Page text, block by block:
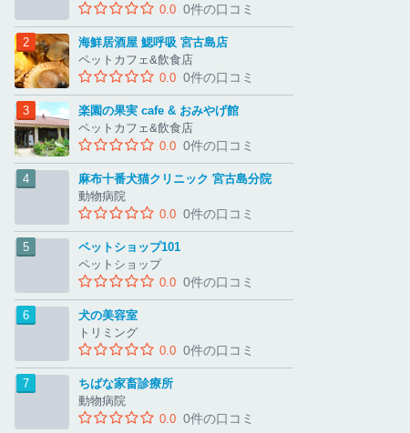
0.0 0件の口コミ
海鮮居酒屋 鰓呼吸 宮古島店
ペットカフェ&飲食店
0.0 0件の口コミ
楽園の果実 cafe & おみやげ館
ペットカフェ&飲食店
0.0 0件の口コミ
麻布十番犬猫クリニック 宮古島分院
動物病院
0.0 0件の口コミ
ペットショップ101
ペットショップ
0.0 0件の口コミ
犬の美容室
トリミング
0.0 0件の口コミ
ちばな家畜診療所
動物病院
0.0 0件の口コミ